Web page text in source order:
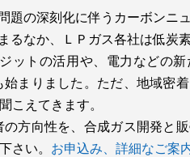
太陽さんと小林知美さんを
さを伝えた。コロナ禍で
たため、３年ぶりの活動だ
火育委員長の松澤秀之氏
会は少ないと思う。きょ
でほしい」と開会あいさつ
題の深刻化に伴うカーボンニ
るなか、ＬＰガス各社は低炭
ットの活用や、電力などの
まりました。ただ、地域密
こえてきます。
方向性を、合成ガス開発と
さい。 お申込み、詳細なご案